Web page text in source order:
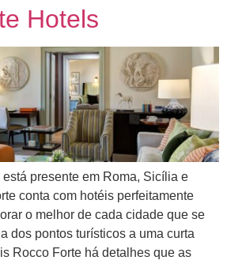
Hotels
presente em Roma, Sicília e
conta com hotéis perfeitamente
o melhor de cada cidade que se
dos pontos turísticos a uma curta
Rocco Forte há detalhes que as